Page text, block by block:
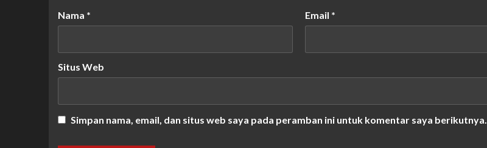
Nama * Email *
Situs Web
Simpan nama, email, dan situs web saya pada peramban ini untuk komentar saya berikutnya.